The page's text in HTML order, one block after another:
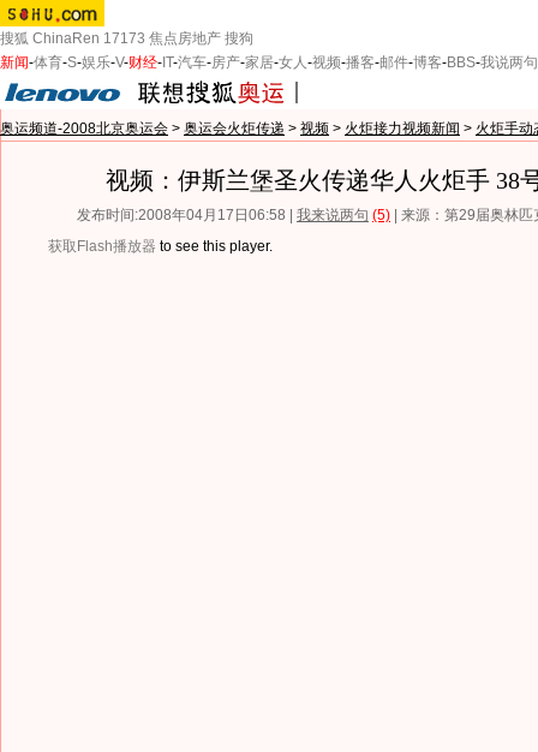
搜狐 ChinaRen 17173 焦点房地产 搜狗
新闻-体育-S-娱乐-V-财经- IT-汽车-房产-家居-女人-视频-播客-邮件-博客-BBS-我说两句
奥运频道-2008北京奥运会 > 奥运会火炬传递 > 视频 > 火炬接力视频新闻 > 火炬手动
视频：伊斯兰堡圣火传递华人火炬手 38
发布时间:2008年04月17日06:58 | 我来说两句 (5) | 来源：第29届奥林
获取Flash播放器 to see this player.